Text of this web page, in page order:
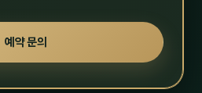
예약 문의